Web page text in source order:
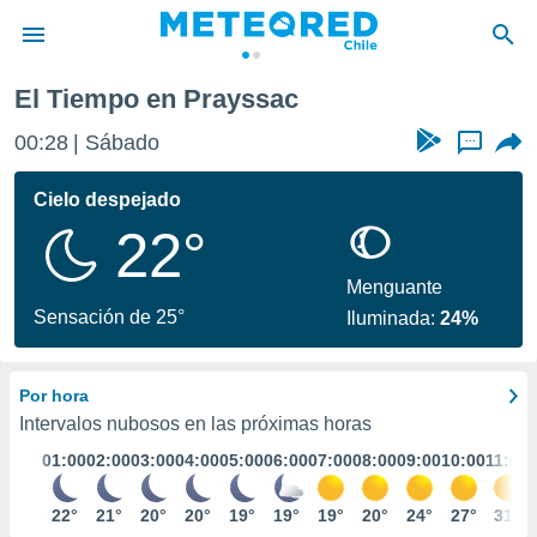
de
por
se
calidad.
a este
las
y
forma
digital
basada
El Tiempo en Prayssac
00:28 Sábado ...
Cielo despejado
22°
Sensación de 25°
Menguante
Iluminada:24%
Por hora
Intervalos nubosos en las próximas horas
01:00
22°
02:00
21°
03:00
20°
04:00
20°
05:00
19°
06:00
19°
07:00
19°
08:00
20°
09:00
24°
10:00
27°
11:00
31°